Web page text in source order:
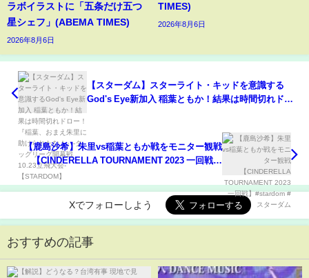
ラボイラストに「五条だけ五つ
星シェフ」(ABEMA TIMES)
2026年8月6日
TIMES)
2026年8月6日
【スターダム】スターライト・キッドを意識する
God's Eye新加入 稲葉ともか！結果は時間切れドロ
【鹿島沙希】朱里vs稲葉ともか戦をモニター観戦
【CINDERELLA TOURNAMENT 2023 一回戦】
Xでフォローしよう
おすすめの記事